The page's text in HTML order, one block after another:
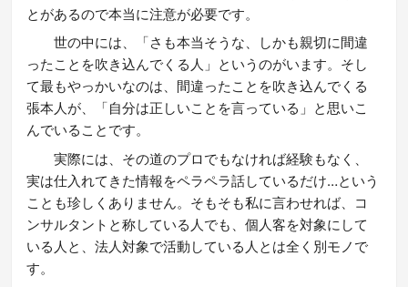
とがあるので本当に注意が必要です。
世の中には、「さも本当そうな、しかも親切に間違
ったことを吹き込んでくる人」というのがいます。そし
て最もやっかいなのは、間違ったことを吹き込んでくる
張本人が、「自分は正しいことを言っている」と思いこ
んでいることです。
実際には、その道のプロでもなければ経験もなく、
実は仕入れてきた情報をペラペラ話しているだけ…という
ことも珍しくありません。そもそも私に言わせれば、コ
ンサルタントと称している人でも、個人客を対象にして
いる人と、法人対象で活動している人とは全く別モノで
す。